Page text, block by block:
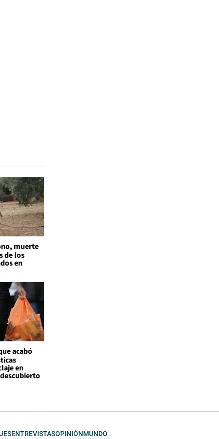
muerte
de los
en
acabó
en
ENTREVISTASOPINIÓNMUNDO